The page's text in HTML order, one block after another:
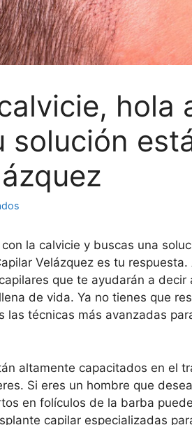
hola
solución
la calvicie y buscas una
Velázquez es tu
que te ayudarán a decir
de vida. Ya no tienes que
las técnicas más avanzadas
altamente capacitados en el
Si eres un hombre que
en folículos de la barba
capilar especializadas